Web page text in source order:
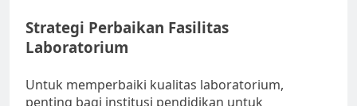
Strategi Perbaikan Fasilitas
Laboratorium
Untuk memperbaiki kualitas laboratorium,
penting bagi institusi pendidikan untuk